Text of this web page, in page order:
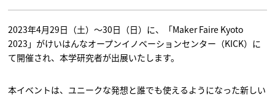
2023年4月29日（土）～30日（日）に、「Maker Faire Kyoto
2023」がけいはんなオープンイノベーションセンター（KICK）に
て開催され、本学研究者が出展いたします。
本イベントは、ユニークな発想と誰でも使えるようになった新しい